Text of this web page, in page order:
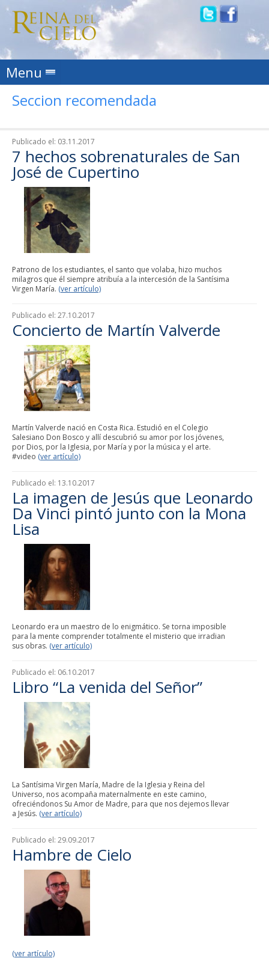
Menu Skip to content
Seccion recomendada
Publicado el: 03.11.2017
7 hechos sobrenaturales de San
José de Cupertino
Patrono de los estudiantes, el santo que volaba, hizo muchos
milagros que él siempre atribuía a la intercesión de la Santísima
Virgen María. (ver artículo)
Publicado el: 27.10.2017
Concierto de Martín Valverde
Martín Valverde nació en Costa Rica. Estudió en el Colegio
Salesiano Don Bosco y allí descubrió su amor por los jóvenes,
por Dios, por la Iglesia, por María y por la música y el arte.
#video (ver artículo)
Publicado el: 13.10.2017
La imagen de Jesús que Leonardo
Da Vinci pintó junto con la Mona
Lisa
Leonardo era un maestro de lo enigmático. Se torna imposible
para la mente comprender totalmente el misterio que irradian
sus obras. (ver artículo)
Publicado el: 06.10.2017
Libro “La venida del Señor”
La Santísima Virgen María, Madre de la Iglesia y Reina del
Universo, nos acompaña maternalmente en este camino,
ofreciéndonos Su Amor de Madre, para que nos dejemos llevar
a Jesús. (ver artículo)
Publicado el: 29.09.2017
Hambre de Cielo
(ver artículo)